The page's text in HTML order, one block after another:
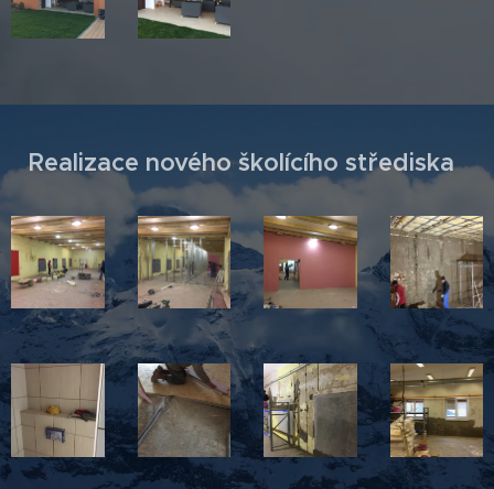
Realizace nového školícího střediska